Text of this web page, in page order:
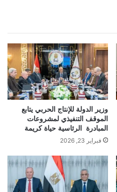
وزير الدولة للإنتاج الحربي يتابع
الموقف التنفيذي لمشروعات
المبادرة الرئاسية حياة كريمة
فبراير 23, 2026